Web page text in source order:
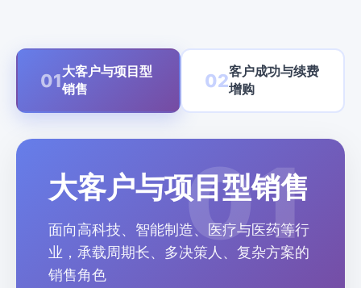
01大客户与项目型
销售
02客户成功与续费
增购
01
大客户与项目型销售
面向高科技、智能制造、医疗与医药等行
业，承载周期长、多决策人、复杂方案的
销售角色